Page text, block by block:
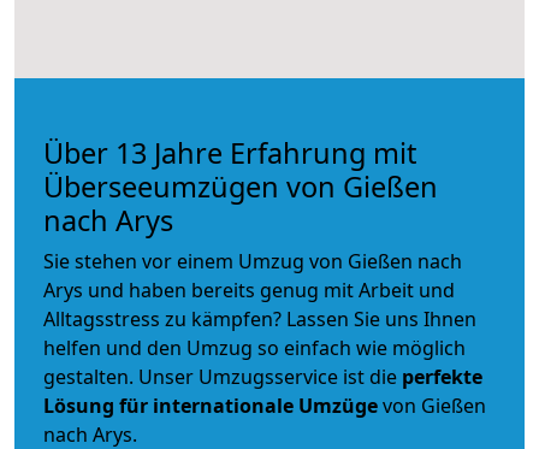
Über 13 Jahre Erfahrung mit
Überseeumzügen von Gießen
nach Arys
Sie stehen vor einem Umzug von Gießen nach
Arys und haben bereits genug mit Arbeit und
Alltagsstress zu kämpfen? Lassen Sie uns Ihnen
helfen und den Umzug so einfach wie möglich
gestalten. Unser Umzugsservice ist die perfekte
Lösung für internationale Umzügevon Gießen
nach Arys.